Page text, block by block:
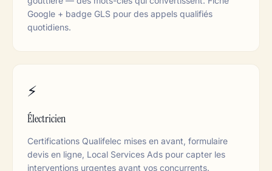
Google + badge GLS pour des appels qualifiés
quotidiens.
⚡
Électricien
Certifications Qualifelec mises en avant, formulaire
devis en ligne, Local Services Ads pour capter les
interventions urgentes avant vos concurrents.